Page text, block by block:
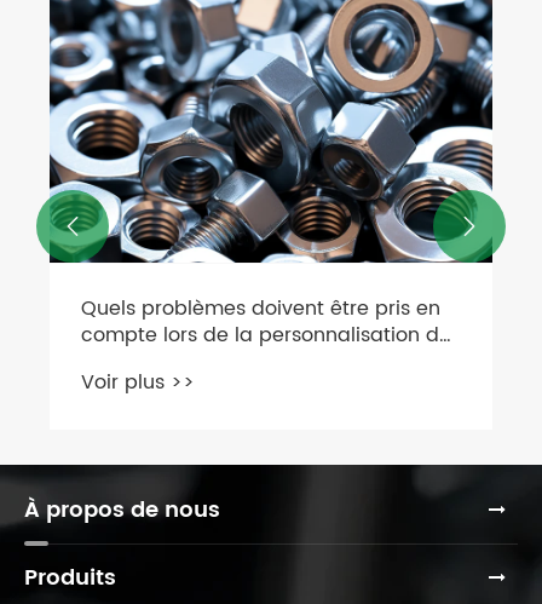
Quels problèmes doivent être pris en
compte lors de la personnalisation de
Voir plus >>
 
À propos de nous
Produits